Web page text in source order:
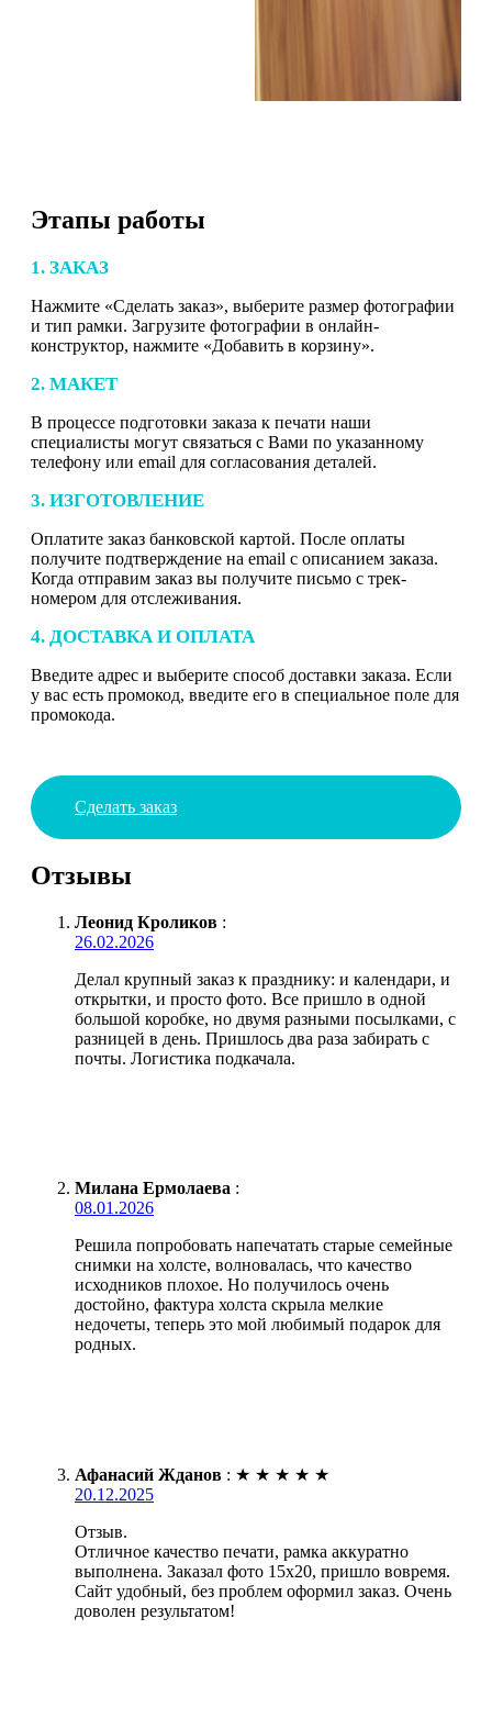
Этапы работы
1. ЗАКАЗ
Нажмите «Сделать заказ», выберите размер фотографии
и тип рамки. Загрузите фотографии в онлайн-
конструктор, нажмите «Добавить в корзину».
2. МАКЕТ
В процессе подготовки заказа к печати наши
специалисты могут связаться с Вами по указанному
телефону или email для согласования деталей.
3. ИЗГОТОВЛЕНИЕ
Оплатите заказ банковской картой. После оплаты
получите подтверждение на email с описанием заказа.
Когда отправим заказ вы получите письмо с трек-
номером для отслеживания.
4. ДОСТАВКА И ОПЛАТА
Введите адрес и выберите способ доставки заказа. Если
у вас есть промокод, введите его в специальное поле для
промокода.
Сделать заказ
Отзывы
Леонид Кроликов :
26.02.2026
Делал крупный заказ к празднику: и календари, и
открытки, и просто фото. Все пришло в одной
большой коробке, но двумя разными посылками, с
разницей в день. Пришлось два раза забирать с
почты. Логистика подкачала.
Милана Ермолаева :
08.01.2026
Решила попробовать напечатать старые семейные
снимки на холсте, волновалась, что качество
исходников плохое. Но получилось очень
достойно, фактура холста скрыла мелкие
недочеты, теперь это мой любимый подарок для
родных.
Афанасий Жданов : ★ ★ ★ ★ ★
20.12.2025
Отзыв.
Отличное качество печати, рамка аккуратно
выполнена. Заказал фото 15х20, пришло вовремя.
Сайт удобный, без проблем оформил заказ. Очень
доволен результатом!